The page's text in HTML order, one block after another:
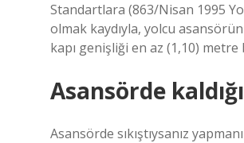
Standartlara (863/Nisan 1995
olmak kaydıyla, yolcu
kapı genişliği en az (1,10) metre
Asansörde
Asansörde sıkıştıysanız